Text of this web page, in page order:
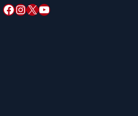
Facebook InstagramX YouTube